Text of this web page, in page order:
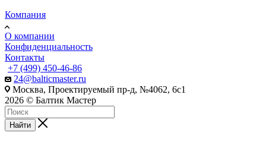
Компания
О компании
Конфиденциальность
Контакты
+7 (499) 450-46-86
24@balticmaster.ru
Москва, Проектируемый пр-д, №4062, 6с1
2026 © Балтик Мастер
Найти